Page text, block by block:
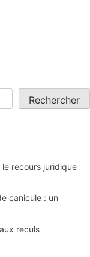
Rechercher
recours juridique
canicule : un
reculs